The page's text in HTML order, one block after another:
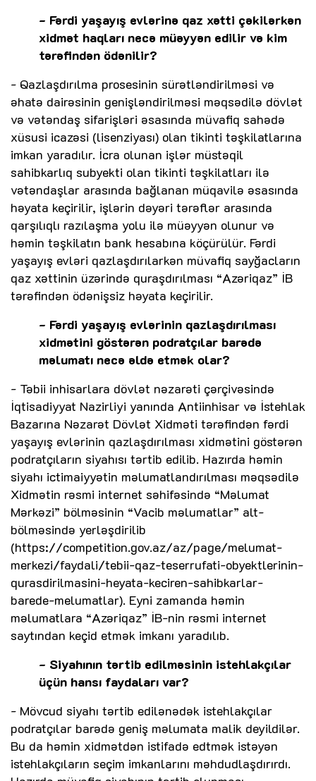
- Fərdi yaşayış evlərinə qaz xətti çəkilərkən
xidmət haqları necə müəyyən edilir və kim
tərəfindən ödənilir?
- Qazlaşdırılma prosesinin sürətləndirilməsi və
əhatə dairəsinin genişləndirilməsi məqsədilə dövlət
və vətəndaş sifarişləri əsasında müvafiq sahədə
xüsusi icazəsi (lisenziyası) olan tikinti təşkilatlarına
imkan yaradılır. İcra olunan işlər müstəqil
sahibkarlıq subyekti olan tikinti təşkilatları ilə
vətəndaşlar arasında bağlanan müqavilə əsasında
həyata keçirilir, işlərin dəyəri tərəflər arasında
qarşılıqlı razılaşma yolu ilə müəyyən olunur və
həmin təşkilatın bank hesabına köçürülür. Fərdi
yaşayış evləri qazlaşdırılarkən müvafiq sayğacların
qaz xəttinin üzərində quraşdırılması “Azəriqaz” İB
tərəfindən ödənişsiz həyata keçirilir.
- Fərdi yaşayış evlərinin qazlaşdırılması
xidmətini göstərən podratçılar barədə
məlumatı necə əldə etmək olar?
- Təbii inhisarlara dövlət nəzarəti çərçivəsində
İqtisadiyyat Nazirliyi yanında Antiinhisar və İstehlak
Bazarına Nəzarət Dövlət Xidməti tərəfindən fərdi
yaşayış evlərinin qazlaşdırılması xidmətini göstərən
podratçıların siyahısı tərtib edilib. Hazırda həmin
siyahı ictimaiyyətin məlumatlandırılması məqsədilə
Xidmətin rəsmi internet səhifəsində “Məlumat
Mərkəzi” bölməsinin “Vacib məlumatlar” alt-
bölməsində yerləşdirilib
(https://competition.gov.az/az/page/melumat-
merkezi/faydali/tebii-qaz-teserrufati-obyektlerinin-
qurasdirilmasini-heyata-keciren-sahibkarlar-
barede-melumatlar). Eyni zamanda həmin
məlumatlara “Azəriqaz” İB-nin rəsmi internet
saytından keçid etmək imkanı yaradılıb.
- Siyahının tərtib edilməsinin istehlakçılar
üçün hansı faydaları var?
- Mövcud siyahı tərtib edilənədək istehlakçılar
podratçılar barədə geniş məlumata malik deyildilər.
Bu da həmin xidmətdən istifadə edtmək istəyən
istehlakçıların seçim imkanlarını məhdudlaşdırırdı.